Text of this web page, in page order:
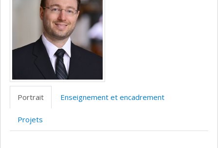
Portrait Enseignement et encadrement
Projets